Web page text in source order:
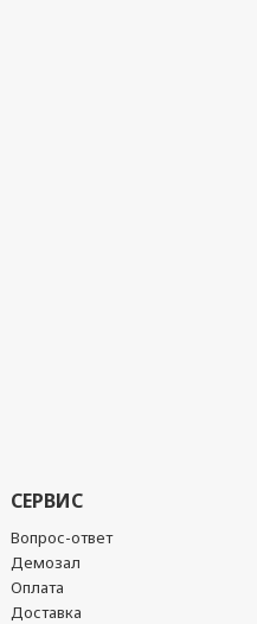
СЕРВИС
Вопрос-ответ
Демозал
Оплата
Доставка